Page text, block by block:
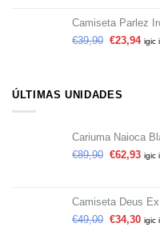
Camiseta Parlez
€39,90 €23,94 igic
ÚLTIMAS UNIDADES
Cariuma Naioca
€89,90 €62,93 igic
Camiseta Deus
€49,00 €34,30 igic